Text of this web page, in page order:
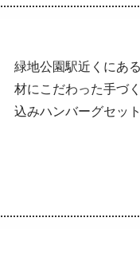
緑地公園駅近くにあ
材にこだわった手づ
込みハンバーグセッ